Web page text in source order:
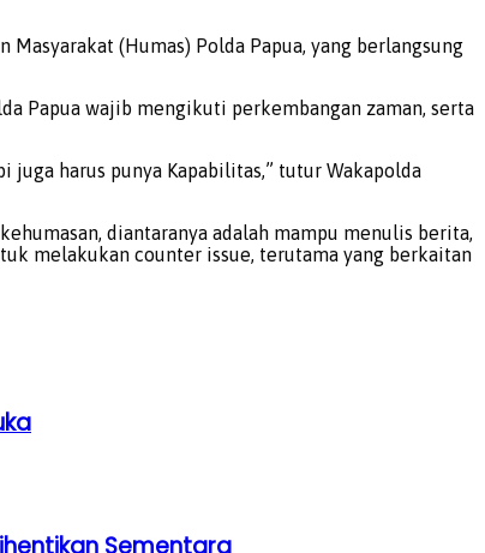
(Humas) Polda Papua, yang berlangsung
Papua wajib mengikuti perkembangan zaman, serta
juga harus punya Kapabilitas,” tutur Wakapolda
diantaranya adalah mampu menulis berita,
melakukan counter issue, terutama yang berkaitan
Sementara